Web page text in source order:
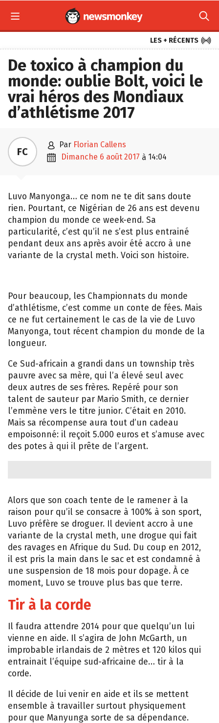
 
LES + RÉCENTS 
De toxico à champion du
monde: oublie Bolt, voici le
vrai héros des Mondiaux
d’athlétisme 2017
FC  par Florian Callens
 dimanche 6 août 2017 à 14:04
Luvo Manyonga… ce nom ne te dit sans doute
rien. Pourtant, ce Nigérian de 26 ans est devenu
champion du monde ce week-end. Sa
particularité, c’est qu’il ne s’est plus entrainé
pendant deux ans après avoir été accro à une
variante de la crystal meth. Voici son histoire.
Pour beaucoup, les Championnats du monde
d’athlétisme, c’est comme un conte de fées. Mais
ce ne fut certainement le cas de la vie de Luvo
Manyonga, tout récent champion du monde de la
longueur.
Ce Sud-africain a grandi dans un township très
pauvre avec sa mère, qui l’a élevé seul avec
deux autres de ses frères. Repéré pour son
talent de sauteur par Mario Smith, ce dernier
l’emmène vers le titre junior. C’était en 2010.
Mais sa récompense aura tout d’un cadeau
empoisonné: il reçoit 5.000 euros et s’amuse avec
des potes à qui il prête de l’argent.
Alors que son coach tente de le ramener à la
raison pour qu’il se consacre à 100% à son sport,
Luvo préfère se droguer. Il devient accro à une
variante de la crystal meth, une drogue qui fait
des ravages en Afrique du Sud. Du coup en 2012,
il est pris la main dans le sac et est condamné à
une suspension de 18 mois pour dopage. À ce
moment, Luvo se trouve plus bas que terre.
Tir à la corde
Il faudra attendre 2014 pour que quelqu’un lui
vienne en aide. Il s’agira de John McGarth, un
improbable irlandais de 2 mètres et 120 kilos qui
entrainait l’équipe sud-africaine de… tir à la
corde.
Il décide de lui venir en aide et ils se mettent
ensemble à travailler surtout physiquement
pour que Manyunga sorte de sa dépendance.